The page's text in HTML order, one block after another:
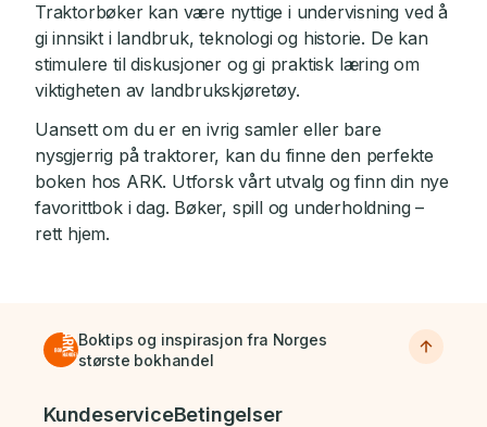
Traktorbøker kan være nyttige i undervisning ved å
gi innsikt i landbruk, teknologi og historie. De kan
stimulere til diskusjoner og gi praktisk læring om
viktigheten av landbrukskjøretøy.
Uansett om du er en ivrig samler eller bare
nysgjerrig på traktorer, kan du finne den perfekte
boken hos ARK. Utforsk vårt utvalg og finn din nye
favorittbok i dag. Bøker, spill og underholdning –
rett hjem.
Boktips og inspirasjon fra Norges
største bokhandel
Bunnmeny
KundeserviceBetingelser